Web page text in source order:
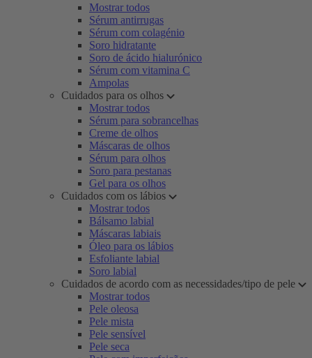
Mostrar todos
Sérum antirrugas
Sérum com colagénio
Soro hidratante
Soro de ácido hialurónico
Sérum com vitamina C
Ampolas
Cuidados para os olhos
Mostrar todos
Sérum para sobrancelhas
Creme de olhos
Máscaras de olhos
Sérum para olhos
Soro para pestanas
Gel para os olhos
Cuidados com os lábios
Mostrar todos
Bálsamo labial
Máscaras labiais
Óleo para os lábios
Esfoliante labial
Soro labial
Cuidados de acordo com as necessidades/tipo de pele
Mostrar todos
Pele oleosa
Pele mista
Pele sensível
Pele seca